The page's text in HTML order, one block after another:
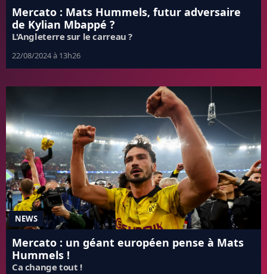
Mercato : Mats Hummels, futur adversaire
de Kylian Mbappé ?
L'Angleterre sur le carreau ?
22/08/2024 à 13h26
NEWS
Mercato : un géant européen pense à Mats
Hummels !
Ca change tout !